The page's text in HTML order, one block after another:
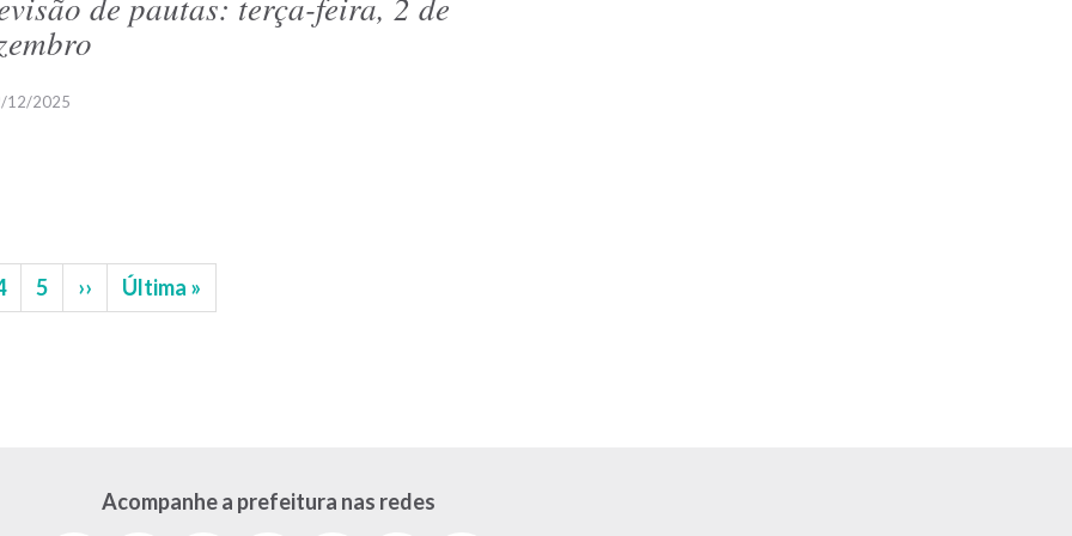
12/2025
Página
5
Próxima
página
››
Última
página
Última »
Acompanhe a prefeitura nas redes